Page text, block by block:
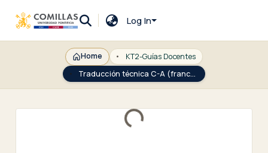
Log In
Home
KT2-Guías Docentes
Traducción técnica C-A (francés)
Loading...